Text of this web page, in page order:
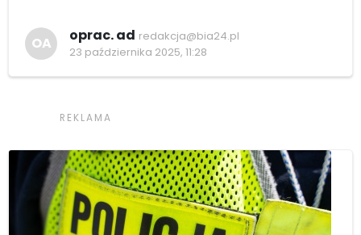
OA oprac. ad redakcja@bia24.pl
23 października 2025, 11:28